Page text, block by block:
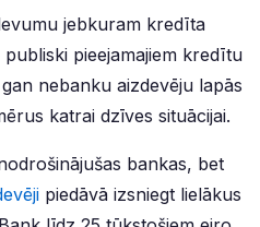
jebkuram kredīta
pieejamajiem kredītu
nebanku aizdevēju lapās
katrai dzīves situācijai.
bankas, bet
piedāvā izsniegt lielākus